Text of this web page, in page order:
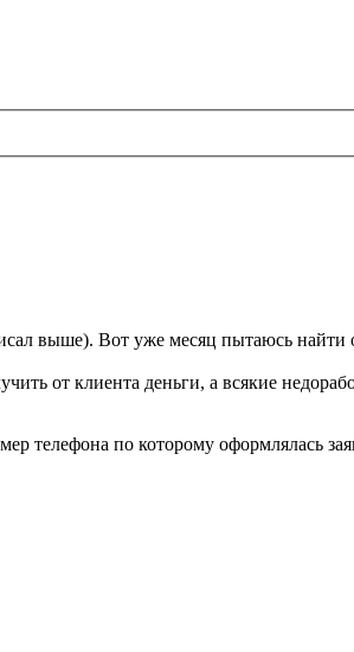
выше). Вот уже месяц пытаюсь
от клиента деньги, а всякие
телефона по которому оформлялась